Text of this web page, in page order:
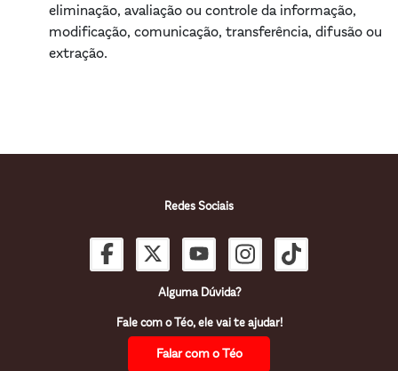
eliminação, avaliação ou controle da informação,
modificação, comunicação, transferência, difusão ou
extração.
Redes Sociais
Alguma Dúvida?
Fale com o Téo, ele vai te ajudar!
Falar com o Téo